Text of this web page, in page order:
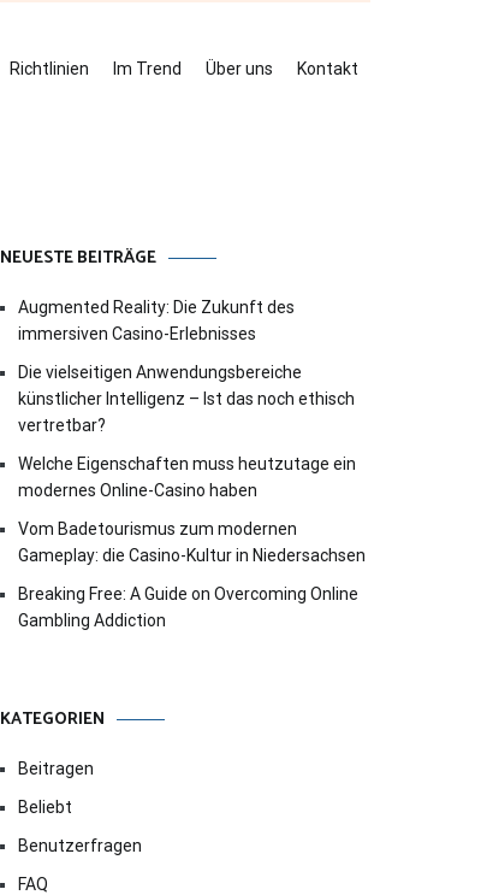
Richtlinien Im Trend Über uns Kontakt
NEUESTE BEITRÄGE
Augmented Reality: Die Zukunft des
immersiven Casino-Erlebnisses
Die vielseitigen Anwendungsbereiche
künstlicher Intelligenz – Ist das noch ethisch
vertretbar?
Welche Eigenschaften muss heutzutage ein
modernes Online-Casino haben
Vom Badetourismus zum modernen
Gameplay: die Casino-Kultur in Niedersachsen
Breaking Free: A Guide on Overcoming Online
Gambling Addiction
KATEGORIEN
Beitragen
Beliebt
Benutzerfragen
FAQ